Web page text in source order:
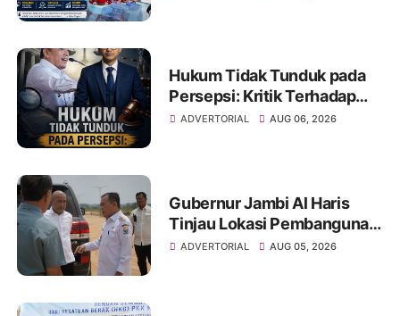
Hukum Tidak Tunduk pada
Persepsi: Kritik Terhadap
Monopoli Kebenaran oleh
ADVERTORIAL AUG 06, 2026
Gubernur Jambi Al Haris
Tinjau Lokasi Pembangunan
Sekolah Rakyat dan Lokasi
ADVERTORIAL AUG 05, 2026